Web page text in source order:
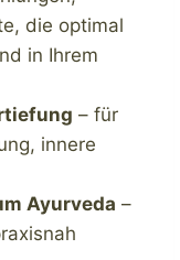
die optimal
in Ihrem
– für
innere
Ayurveda –